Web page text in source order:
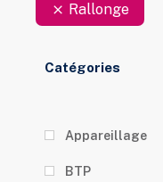
Rallonge
Catégories
Appareillage
BTP